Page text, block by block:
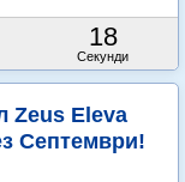
16
Секунди
Zeus Eleva
Септември!